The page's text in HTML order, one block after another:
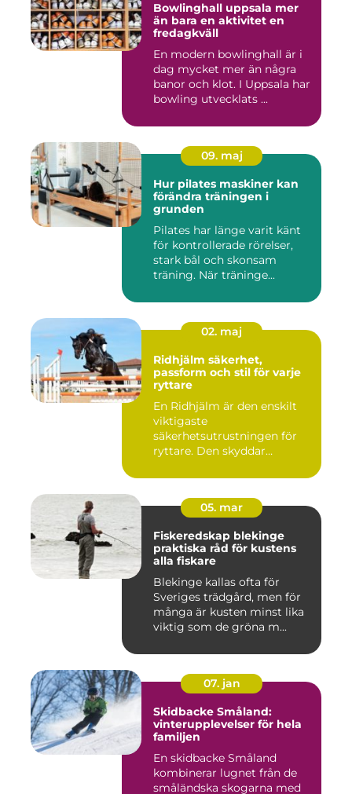
Bowlinghall uppsala mer
än bara en aktivitet en
fredagkväll
En modern bowlinghall är i
dag mycket mer än några
banor och klot. I Uppsala har
bowling utvecklats ...
09. maj
Hur pilates maskiner kan
förändra träningen i
grunden
Pilates har länge varit känt
för kontrollerade rörelser,
stark bål och skonsam
träning. När träninge...
02. maj
Ridhjälm säkerhet,
passform och stil för varje
ryttare
En Ridhjälm är den enskilt
viktigaste
säkerhetsutrustningen för
ryttare. Den skyddar
05. mar
Fiskeredskap blekinge
praktiska råd för kustens
alla fiskare
Blekinge kallas ofta för
Sveriges trädgård, men för
många är kusten minst lika
viktig som de gröna m...
07. jan
Skidbacke Småland:
vinterupplevelser för hela
familjen
En skidbacke Småland
kombinerar lugnet från de
småländska skogarna med